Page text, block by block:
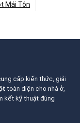
Mái Tôn
cấp kiến thức, giải
toàn diện cho nhà ở,
kết kỹ thuật đúng